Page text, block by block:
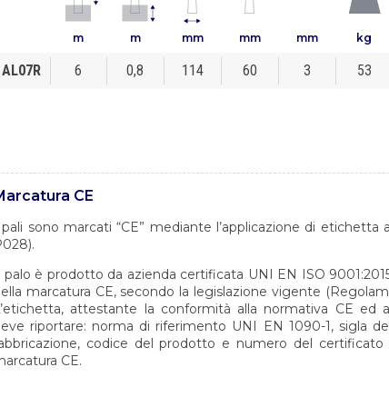
m m mm mm mm kg
AL07R 6 0,8 114 60 3 53
CE
sono marcati “CE” mediante l’applicazione di etichetta
palo è prodotto da azienda certificata UNI EN ISO
marcatura CE, secondo la legislazione vigente
attestante la conformità alla normativa CE ed
riportare: norma di riferimento UNI EN 1090-1, sigla
codice del prodotto e numero del certificato
CE.